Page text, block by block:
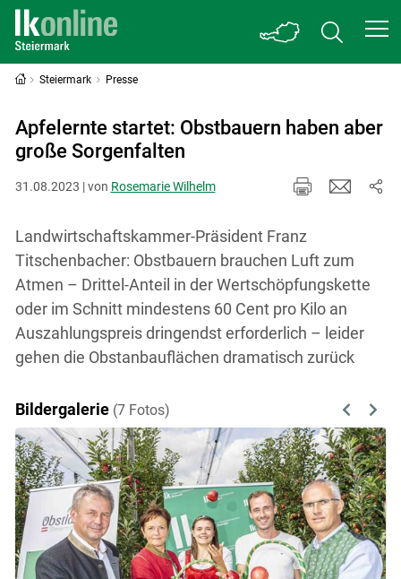
Steiermark Presse
Apfelernte startet: Obstbauern haben aber
große Sorgenfalten
31.08.2023 | von Rosemarie Wilhelm
Landwirtschaftskammer-Präsident Franz
Titschenbacher: Obstbauern brauchen Luft zum
Atmen – Drittel-Anteil in der Wertschöpfungskette
oder im Schnitt mindestens 60 Cent pro Kilo an
Auszahlungspreis dringendst erforderlich – leider
gehen die Obstanbauflächen dramatisch zurück
Bildergalerie (7 Fotos) Previous
Next